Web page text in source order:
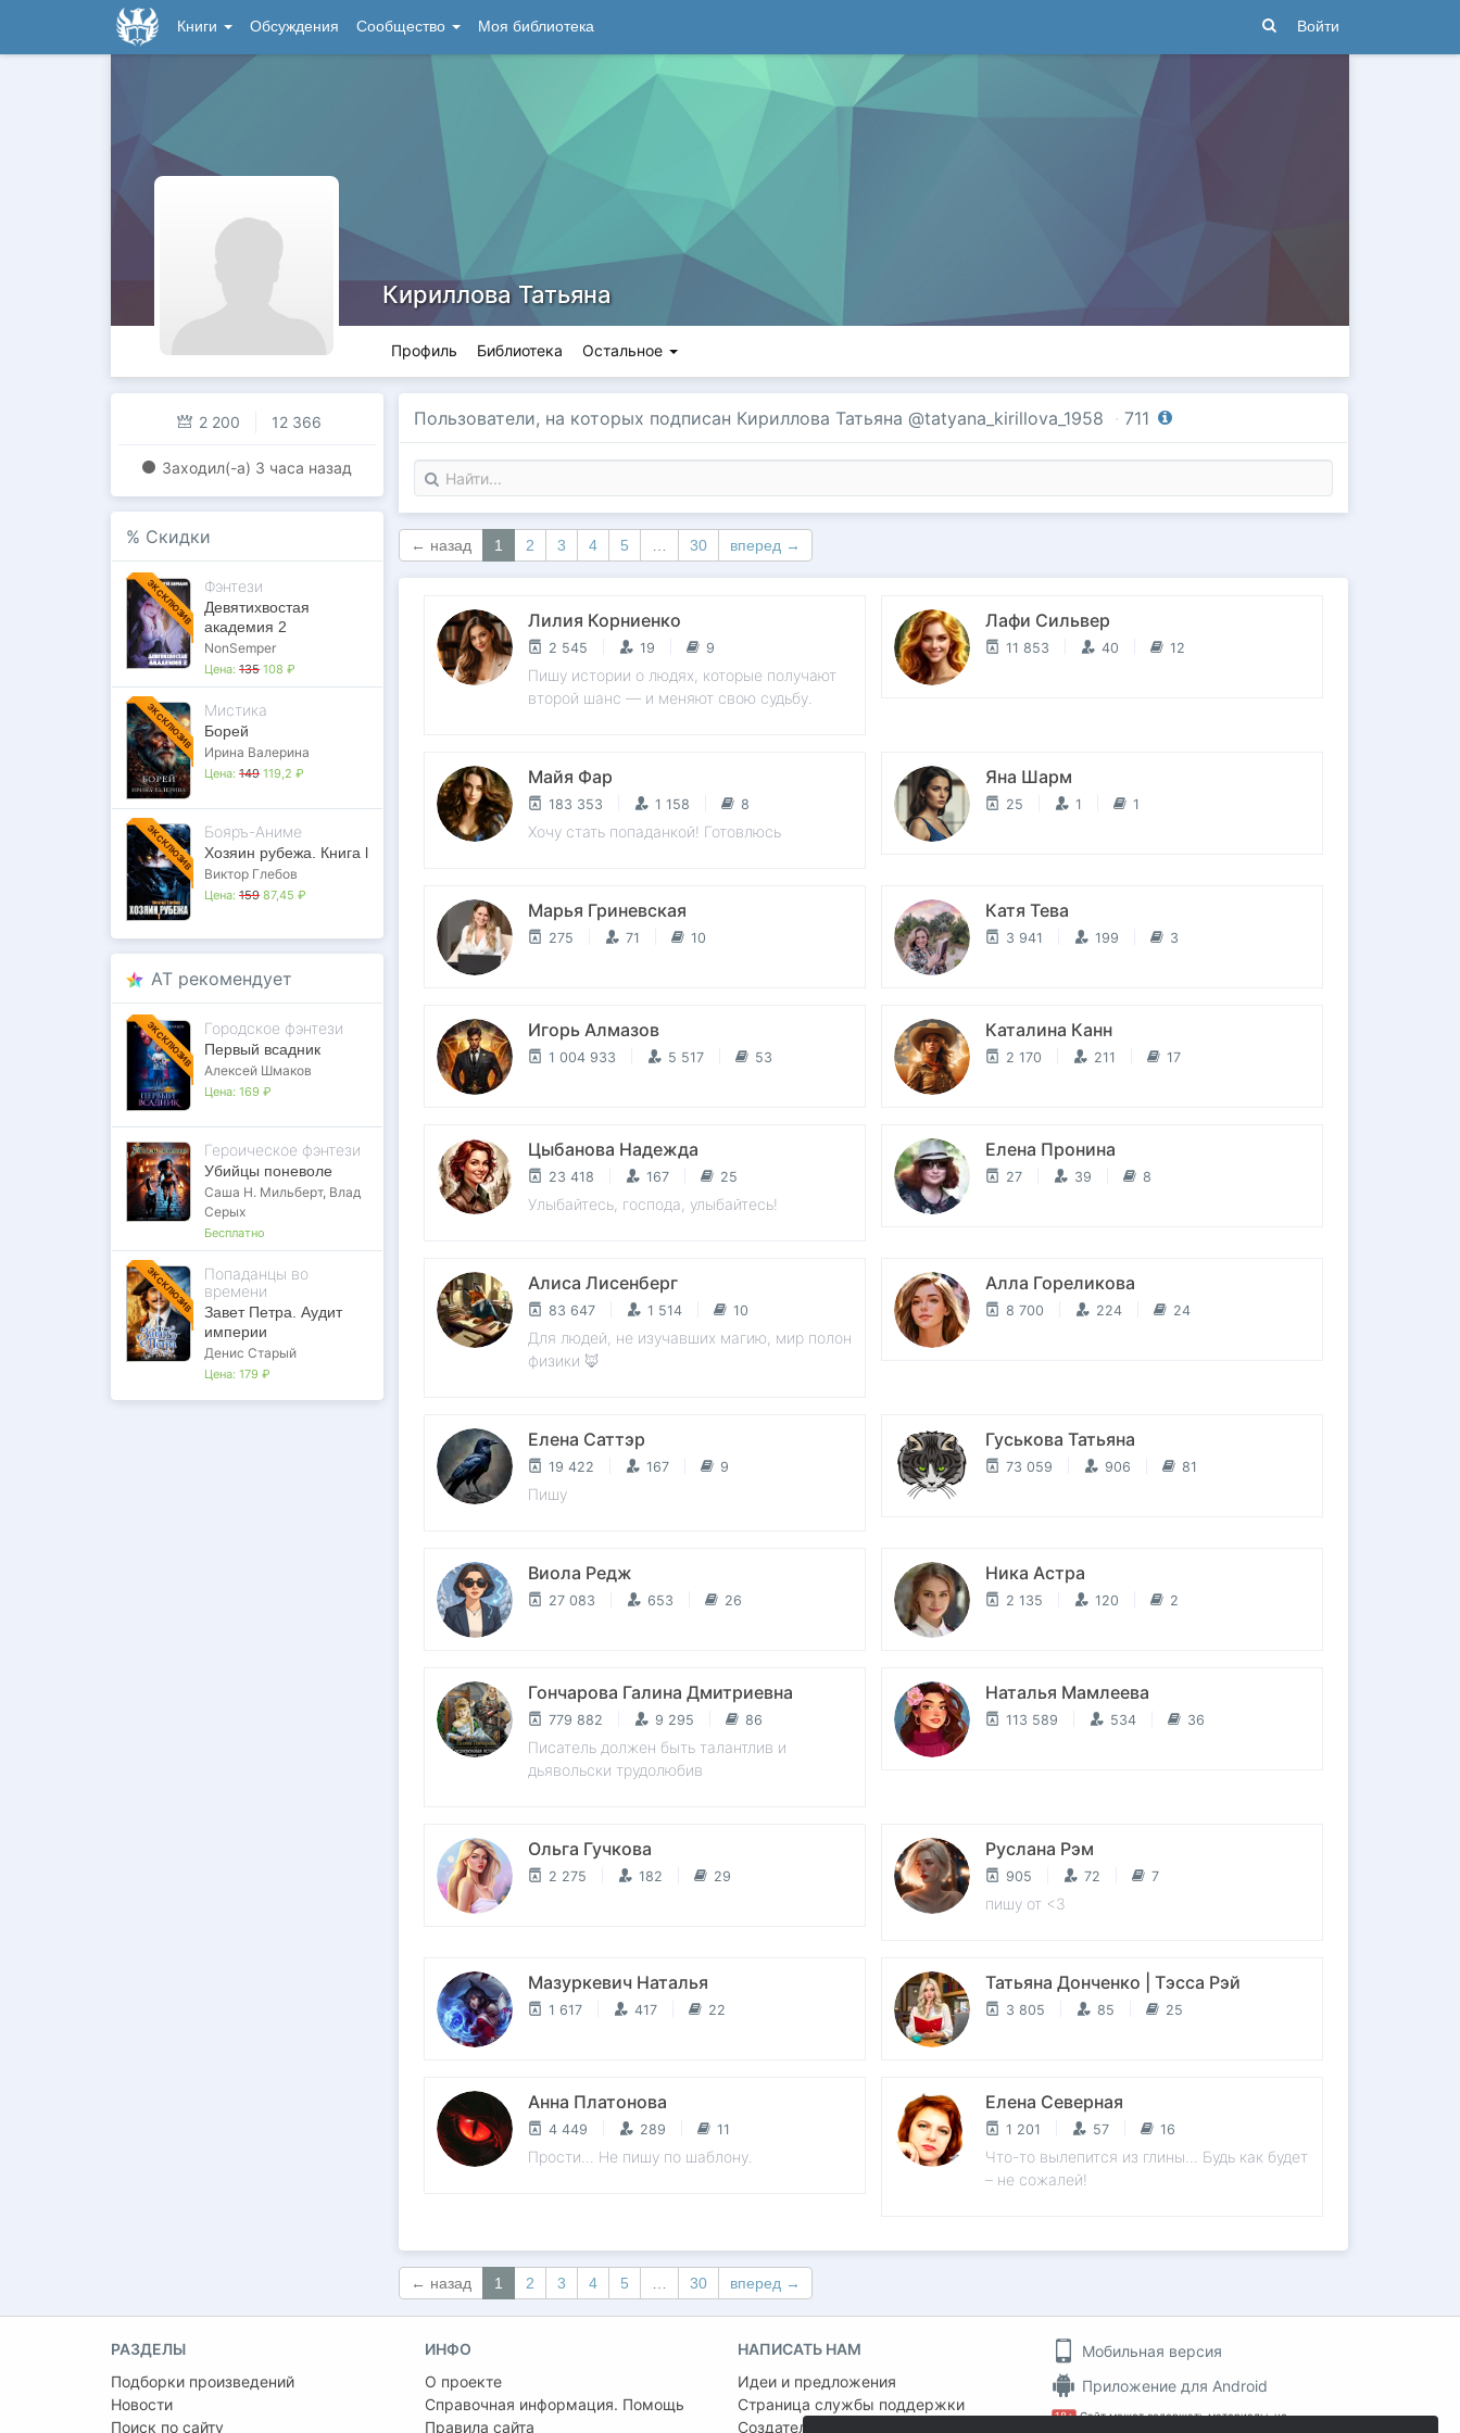
Книги Обсуждения Сообщество Моя библиотека Войти
Кириллова Татьяна
Профиль Библиотека Остальное
2 200 12 366
Заходил(-a) 3 часа назад
% Скидки
ЭКСКЛЮЗИВ Фэнтези
Девятихвостая
академия 2
NonSemper
Цена: 135 108 ₽
ЭКСКЛЮЗИВ Мистика
Борей
Ирина Валерина
Цена: 149 119,2 ₽
ЭКСКЛЮЗИВ Бояръ-Аниме
Хозяин рубежа. Книга l
Виктор Глебов
Цена: 159 87,45 ₽
AT рекомендует
ЭКСКЛЮЗИВ Городское фэнтези
Первый всадник
Алексей Шмаков
Цена: 169 ₽
Героическое фэнтези
Убийцы поневоле
Саша Н. Мильберт, Влад
Серых
Бесплатно
ЭКСКЛЮЗИВ
Попаданцы во
времени
Завет Петра. Аудит
империи
Денис Старый
Цена: 179 ₽
Пользователи, на которых подписан Кириллова Татьяна @tatyana_kirillova_1958 · 711
← назад 1 2 3 4 5 30 вперед →
Лилия Корниенко
2 545 19 9
Пишу истории о людях, которые получают
второй шанс — и меняют свою судьбу.
Лафи Сильвер
11 853 40 12
Майя Фар
183 353 1 158 8
Хочу стать попаданкой! Готовлюсь
Яна Шарм
25 1 1
Марья Гриневская
275 71 10
Катя Тева
3 941 199 3
Игорь Алмазов
1 004 933 5 517 53
Каталина Канн
2 170 211 17
Цыбанова Надежда
23 418 167 25
Улыбайтесь, господа, улыбайтесь!
Елена Пронина
27 39 8
Алиса Лисенберг
83 647 1 514 10
Для людей, не изучавших магию, мир полон
физики 🦊
Алла Гореликова
8 700 224 24
Елена Саттэр
19 422 167 9
Пишу
Гуськова Татьяна
73 059 906 81
Виола Редж
27 083 653 26
Ника Астра
2 135 120 2
Гончарова Галина Дмитриевна
779 882 9 295 86
Писатель должен быть талантлив и
дьявольски трудолюбив
Наталья Мамлеева
113 589 534 36
Ольга Гучкова
2 275 182 29
Руслана Рэм
905 72 7
пишу от <3
Мазуркевич Наталья
1 617 417 22
Татьяна Донченко | Тэсса Рэй
3 805 85 25
Анна Платонова
4 449 289 11
Прости... Не пишу по шаблону.
Елена Северная
1 201 57 16
Что-то вылепится из глины... Будь как будет
– не сожалей!
← назад 1 2 3 4 5 30 вперед →
РАЗДЕЛЫ
Подборки произведений
Новости
Поиск по сайту
ИНФО
О проекте
Справочная информация. Помощь
Правила сайта
НАПИСАТЬ НАМ
Идеи и предложения
Страница службы поддержки
Создатель проекта:
Мобильная версия
Приложение для Android
18+ Сайт может содержать материалы, не